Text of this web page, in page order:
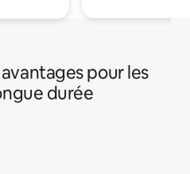
pour les
durée